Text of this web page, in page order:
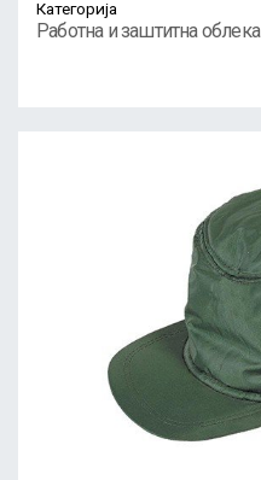
Категорија
Работна и заштитна облека